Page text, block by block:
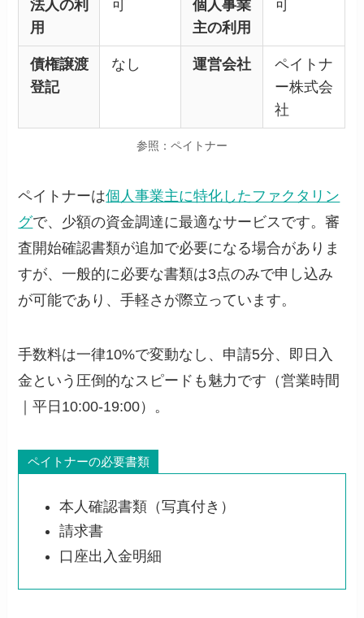
法人の利
用
可
個人事業
主の利用
可
債権譲渡
登記
なし 運営会社
ペイトナ
ー株式会
社
参照：ペイトナー
ペイトナーは個人事業主に特化したファクタリン
グで、少額の資金調達に最適なサービスです。審
査開始確認書類が追加で必要になる場合がありま
すが、一般的に必要な書類は3点のみで申し込み
が可能であり、手軽さが際立っています。
手数料は一律10%で変動なし、申請5分、即日入
金という圧倒的なスピードも魅力です（営業時間
｜平日10:00-19:00）。
ペイトナーの必要書類
本人確認書類（写真付き）
請求書
口座出入金明細